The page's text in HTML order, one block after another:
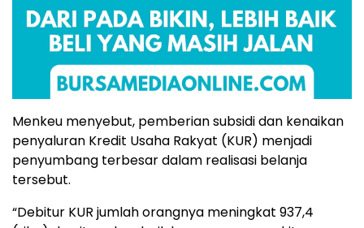
Menkeu menyebut, pemberian subsidi dan kenaikan
penyaluran Kredit Usaha Rakyat (KUR) menjadi
penyumbang terbesar dalam realisasi belanja
tersebut.
“Debitur KUR jumlah orangnya meningkat 937,4